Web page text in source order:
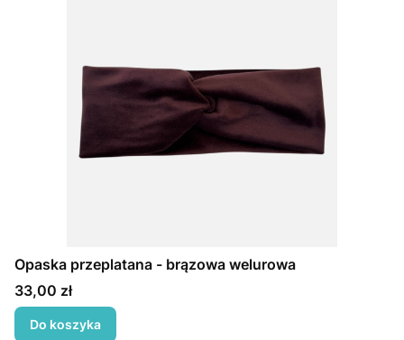
Opaska przeplatana - brązowa welurowa
Cena
33,00 zł
Do koszyka